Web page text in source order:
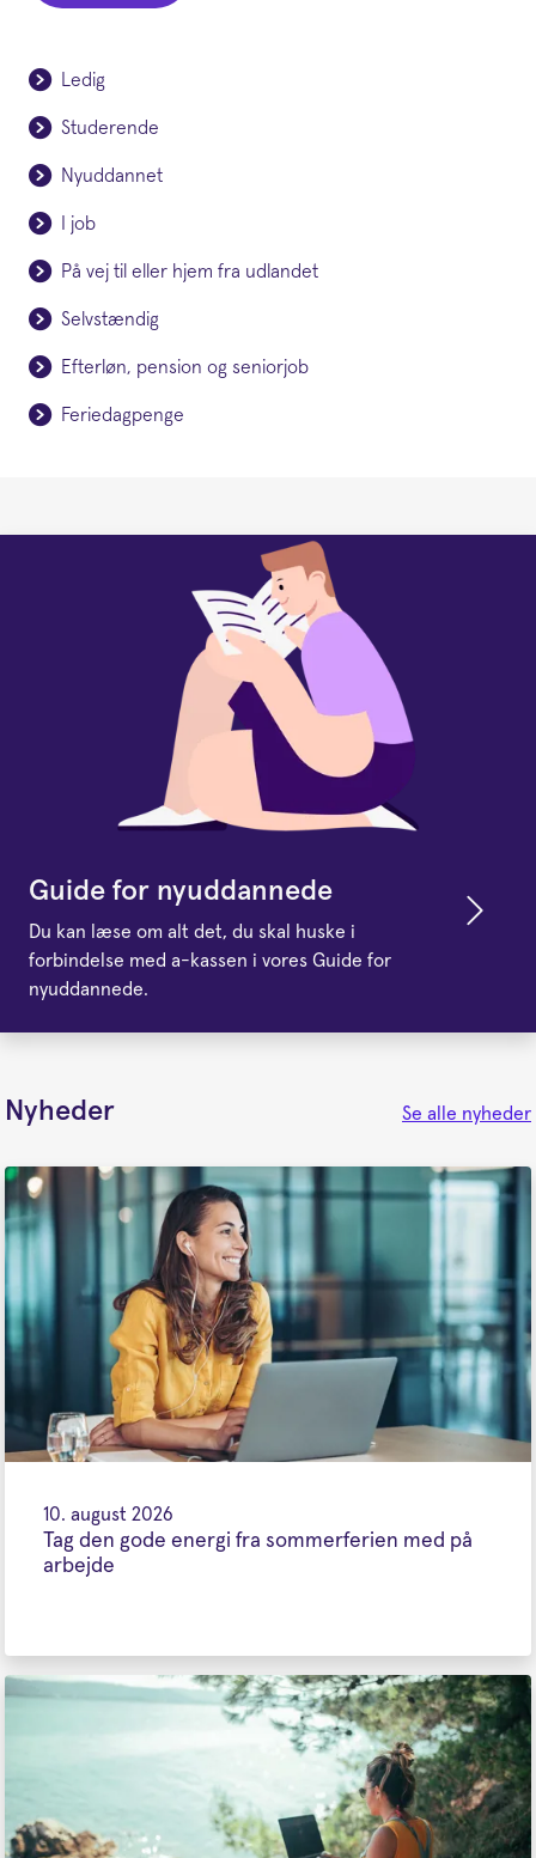
Ledig
Studerende
Nyuddannet
I job
På vej til eller hjem fra udlandet
Selvstændig
Efterløn, pension og seniorjob
Feriedagpenge
Guide for nyuddannede
Du kan læse om alt det, du skal huske i
forbindelse med a-kassen i vores Guide for
nyuddannede.
Nyheder Se alle nyheder
10. august 2026
Tag den gode energi fra sommerferien med på
arbejde